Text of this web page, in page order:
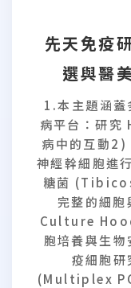
先天免疫
選與醫
1.本主題涵
病平台：研
病中的互動2)
神經幹細胞進
糖菌
完整的細
Culture
胞培養與生
疫細胞
(Multiplex